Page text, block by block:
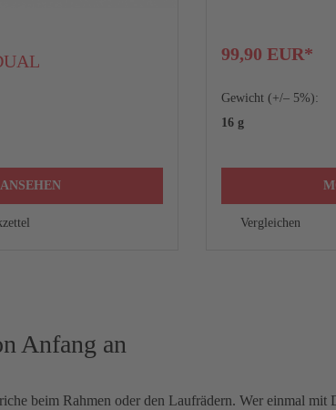
99,90 EUR*
Gewicht (+/– 5%):
16 g
Vergleichen
Anfang an
beim Rahmen oder den Laufrädern. Wer einmal